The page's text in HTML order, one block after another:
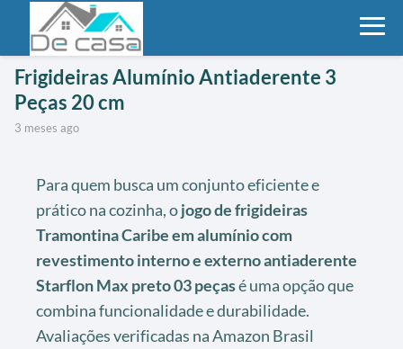
Frigideiras Alumínio Antiaderente 3
Peças 20 cm
3 meses ago
Para quem busca um conjunto eficiente e
prático na cozinha, ojogo de frigideiras
Tramontina Caribe em alumínio com
revestimento interno e externo antiaderente
Starflon Max preto 03 peçasé uma opção que
combina funcionalidade e durabilidade.
Avaliações verificadas na Amazon Brasil